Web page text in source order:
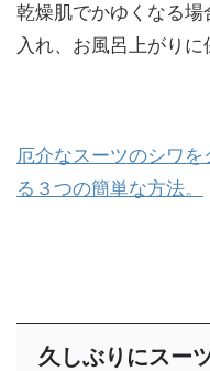
乾燥肌でかゆくなる
入れ、お風呂上がり
厄介なスーツのシワ
る３つの簡単な方法。
久しぶりにスー